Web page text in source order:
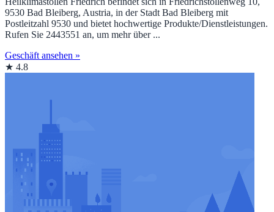
9530 Bad Bleiberg, Austria, in der Stadt Bad Bleiberg mit
Postleitzahl 9530 und bietet hochwertige Produkte/Dienstleistungen.
Rufen Sie 2443551 an, um mehr über ...
Geschäft ansehen »
★ 4.8